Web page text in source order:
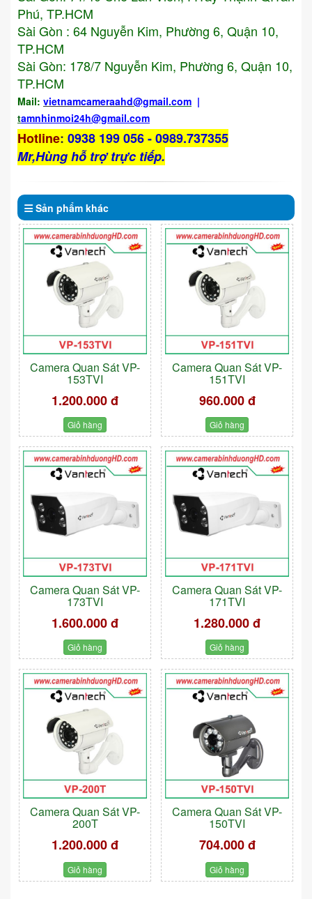
Phú, TP.HCM
Sài Gòn : 64 Nguyễn Kim, Phường 6, Quận 10,
TP.HCM
Sài Gòn: 178/7 Nguyễn Kim, Phường 6, Quận 10,
TP.HCM
Mail: vietnamcameraahd@gmail.com |
tamnhinmoi24h@gmail.com
Hotline: 0938 199 056 - 0989.737355
Mr,Hùng hỗ trợ trực tiếp.
Sản phẩm khác
Camera Quan Sát VP-
153TVI
1.200.000 đ
Giỏ hàng
Camera Quan Sát VP-
151TVI
960.000 đ
Giỏ hàng
Camera Quan Sát VP-
173TVI
1.600.000 đ
Giỏ hàng
Camera Quan Sát VP-
171TVI
1.280.000 đ
Giỏ hàng
Camera Quan Sát VP-
200T
1.200.000 đ
Giỏ hàng
Camera Quan Sát VP-
150TVI
704.000 đ
Giỏ hàng